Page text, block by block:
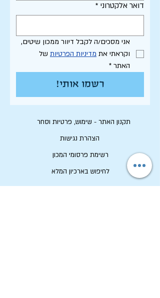
דואר אלקטרוני *
וקראתי את מדיניות הפרטיות
האתר *
רשמו אותי!
תקנון האתר - שימוש, פרטיות וסחר
הצהרת נגישות
רשימת פרסומי המכון
לחיפוש בארכיון המלא
לוח תכנון שנתי תשפ"ו